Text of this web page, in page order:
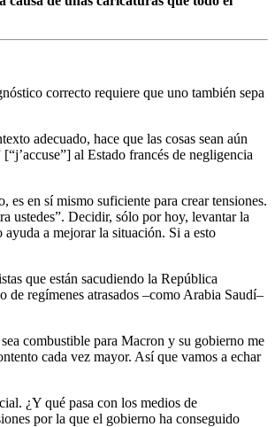
correcto requiere que uno también sepa
adecuado, hace que las cosas sean aún
al Estado francés de negligencia
es en sí mismo suficiente para crear tensiones.
ustedes”. Decidir, sólo por hoy, levantar la
ayuda a mejorar la situación. Si a esto
que están sacudiendo la República
de regímenes atrasados –como Arabia Saudí–
combustible para Macron y su gobierno me
cada vez mayor. Así que vamos a echar
¿Y qué pasa con los medios de
por la que el gobierno ha conseguido